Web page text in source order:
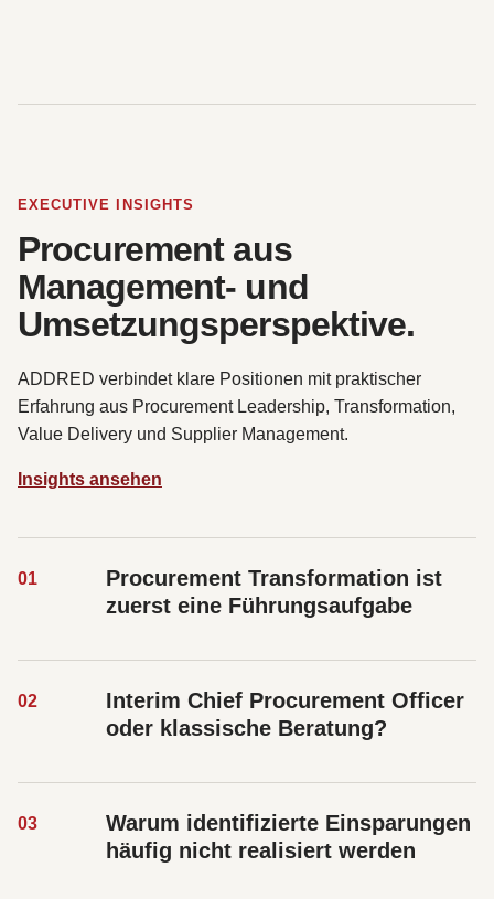
EXECUTIVE INSIGHTS
Procurement aus
Management- und
Umsetzungsperspektive.
ADDRED verbindet klare Positionen mit praktischer
Erfahrung aus Procurement Leadership, Transformation,
Value Delivery und Supplier Management.
Insights ansehen
01
Procurement Transformation ist
zuerst eine Führungsaufgabe
02
Interim Chief Procurement Officer
oder klassische Beratung?
03
Warum identifizierte Einsparungen
häufig nicht realisiert werden